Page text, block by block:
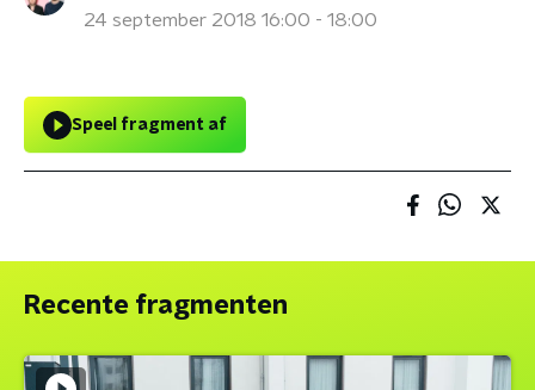
24 september 2018 16:00 - 18:00
Speel fragment af
Recente fragmenten